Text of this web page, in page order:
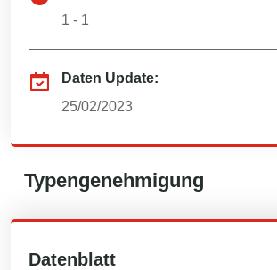
1 - 1
Daten Update:
25/02/2023
Typengenehmigung
Datenblatt